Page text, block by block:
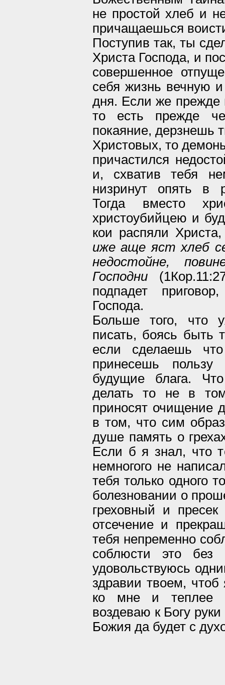
не простой хлеб и
причащаешься
Поступив так, ты
Христа Господа, и
совершенное
себя жизнь вечную
дня. Если же прежде
то есть прежде
покаяние, дерзнешь
Христовых, то
причастился
и, схватив тебя
низринут опять в
Тогда вместо
христоубийцею и
кои распяли
иже аще яст хлеб
недостойне,
Господни
подпадет
Господа.
Больше того, что
писать, боясь быть
если сделаешь
принесешь
будущие блага.
делать то не в
приносят очищение
в том, что сим
душе память о
Если б я знал, что
немногого не
тебя только одного
болезновании о
греховный и
отсечение и
тебя непременно
соблюсти это без
удовольствуюсь
здравии твоем,
ко мне и теплее
воздеваю к Богу
Божия да будет с